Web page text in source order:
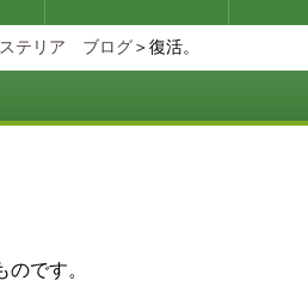
テリア ブログ ＞復活。
です。